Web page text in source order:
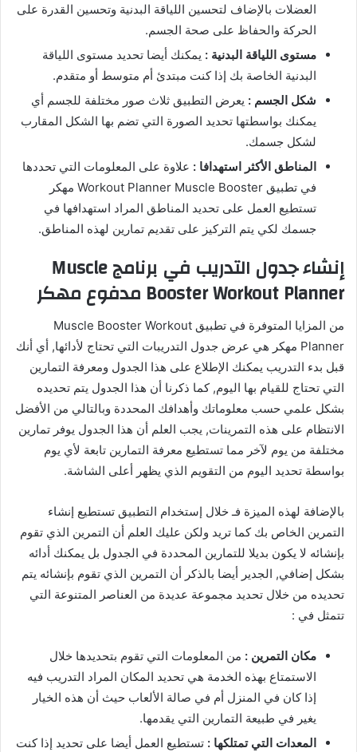
العضلات بالإضاف لتحسين اللياقة البدنية وتحسين القدرة على
الحركة والحفاظ على صحة الجسم.
مستوى اللياقة البدنية : يمكنك أيضا تحديد مستوى اللياقة
البدنية الخاصة بك إذا كنت مبتدئ أم متوسط أو متقدم.
شكل الجسم : يعرض التطبيق ثلاث صور مختلفة للجسم أي
يمكنك بواسطتها تحديد الصورة التي تضم بها الشكل المقارب
لشكل جسمك.
المناطق الأكثر استهدافا : علاوة على المعلومات التي تحددها
في تطبيق Workout Planner Muscle Booster مهكر
تستطيع العمل على تحديد المناطق المراد استهدافها في
جسمك لكي يتم التركيز على تقديم تمارين لهذه المناطق.
إنشاء جدول التدريب في برنامج Muscle
Booster Workout Planner مدفوع مهكر
من المزايا المتوفرة في تطبيق Muscle Booster Workout
Planner مهكر هي عرض جدول التدريبات التي تحتاج لأدائها, أي أنك
قبل بدء التدريب يمكنك الإطلاع على هذا الجدول ومعرفة التمارين
التي تحتاج للقيام بها اليوم, كما ذكرنا أن هذا الجدول يتم تحديده
بشكل علمي حسب معلوماتك وأهدافك المحددة وبالتالي من الأفضل
الانتظام على هذه التمرينات, يجب العلم أن هذا الجدول يوفر تمارين
مختلفة من يوم لآخر مما تستطيع معرفة التمارين تابعة لأي يوم
بواسطة تحديد اليوم من التقويم الذي يظهر أعلى الشاشة.
بالإضافة لهذه الميزة فـ خلال إستخدام التطبيق تستطيع إنشاء
التمرين الخاص بك كما تريد ولكن عليك العلم أن التمرين الذي تقوم
بإنشائه لا يكون بديلا للتمارين المحددة في الجدول بل يمكنك أدائه
بشكل إضافي, الجدير أيضا بالذكر أن التمرين الذي تقوم بإنشائه يتم
تحديده من خلال تحديد مجموعة عديدة من العناصر المتنوعة التي
تتمثل في :
مكان التمرين : من المعلومات التي تقوم بتحديدها خلال
الاستمتاع بهذه الخدمة هي تحديد المكان المراد التدريب فيه
إذا كان في المنزل أم في صالة الألعاب حيث أن هذه الخيار
يغير في طبيعة التمارين التي يقدمها.
المعدات التي تمتلكها : تستطيع العمل أيضا على تحديد إذا كنت